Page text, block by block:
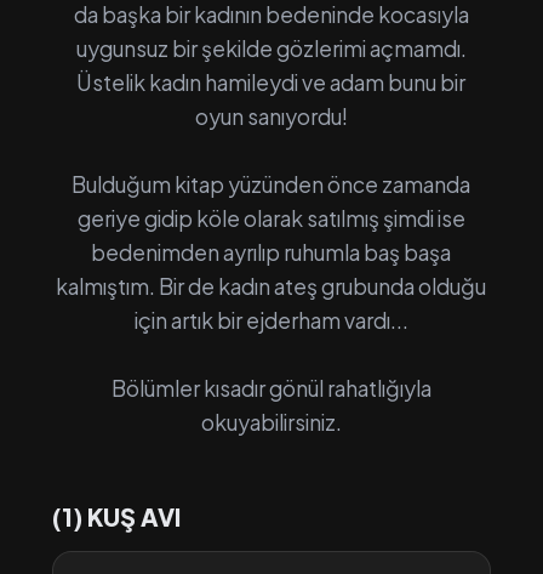
da başka bir kadının bedeninde kocasıyla
uygunsuz bir şekilde gözlerimi açmamdı.
Üstelik kadın hamileydi ve adam bunu bir
oyun sanıyordu!
Bulduğum kitap yüzünden önce zamanda
geriye gidip köle olarak satılmış şimdi ise
bedenimden ayrılıp ruhumla baş başa
kalmıştım. Bir de kadın ateş grubunda olduğu
için artık bir ejderham vardı...
Bölümler kısadır gönül rahatlığıyla
okuyabilirsiniz.
(1) KUŞ AVI